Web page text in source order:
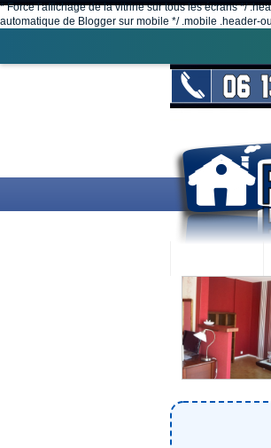
* Force l'affichage de la vitrine sur tous les écrans */
automatique de Blogger sur mobile */ .mobile .header-